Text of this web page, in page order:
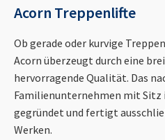
Acorn Treppenlifte
Ob gerade oder kurvige
Acorn überzeugt durch eine
hervorragende Qualität. Das
Familienunternehmen mit Sitz
gegründet und fertigt
Werken.